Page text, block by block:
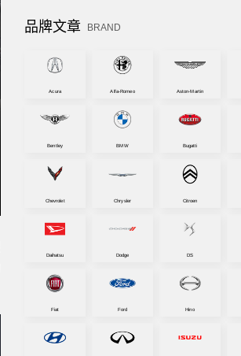
品牌文章 BRAND
Acura Alfa-Romeo Aston-Martin
Bentley BMW Bugatti
Chevrolet Chrysler Citroen
Daihatsu Dodge DS
Fiat Ford Hino